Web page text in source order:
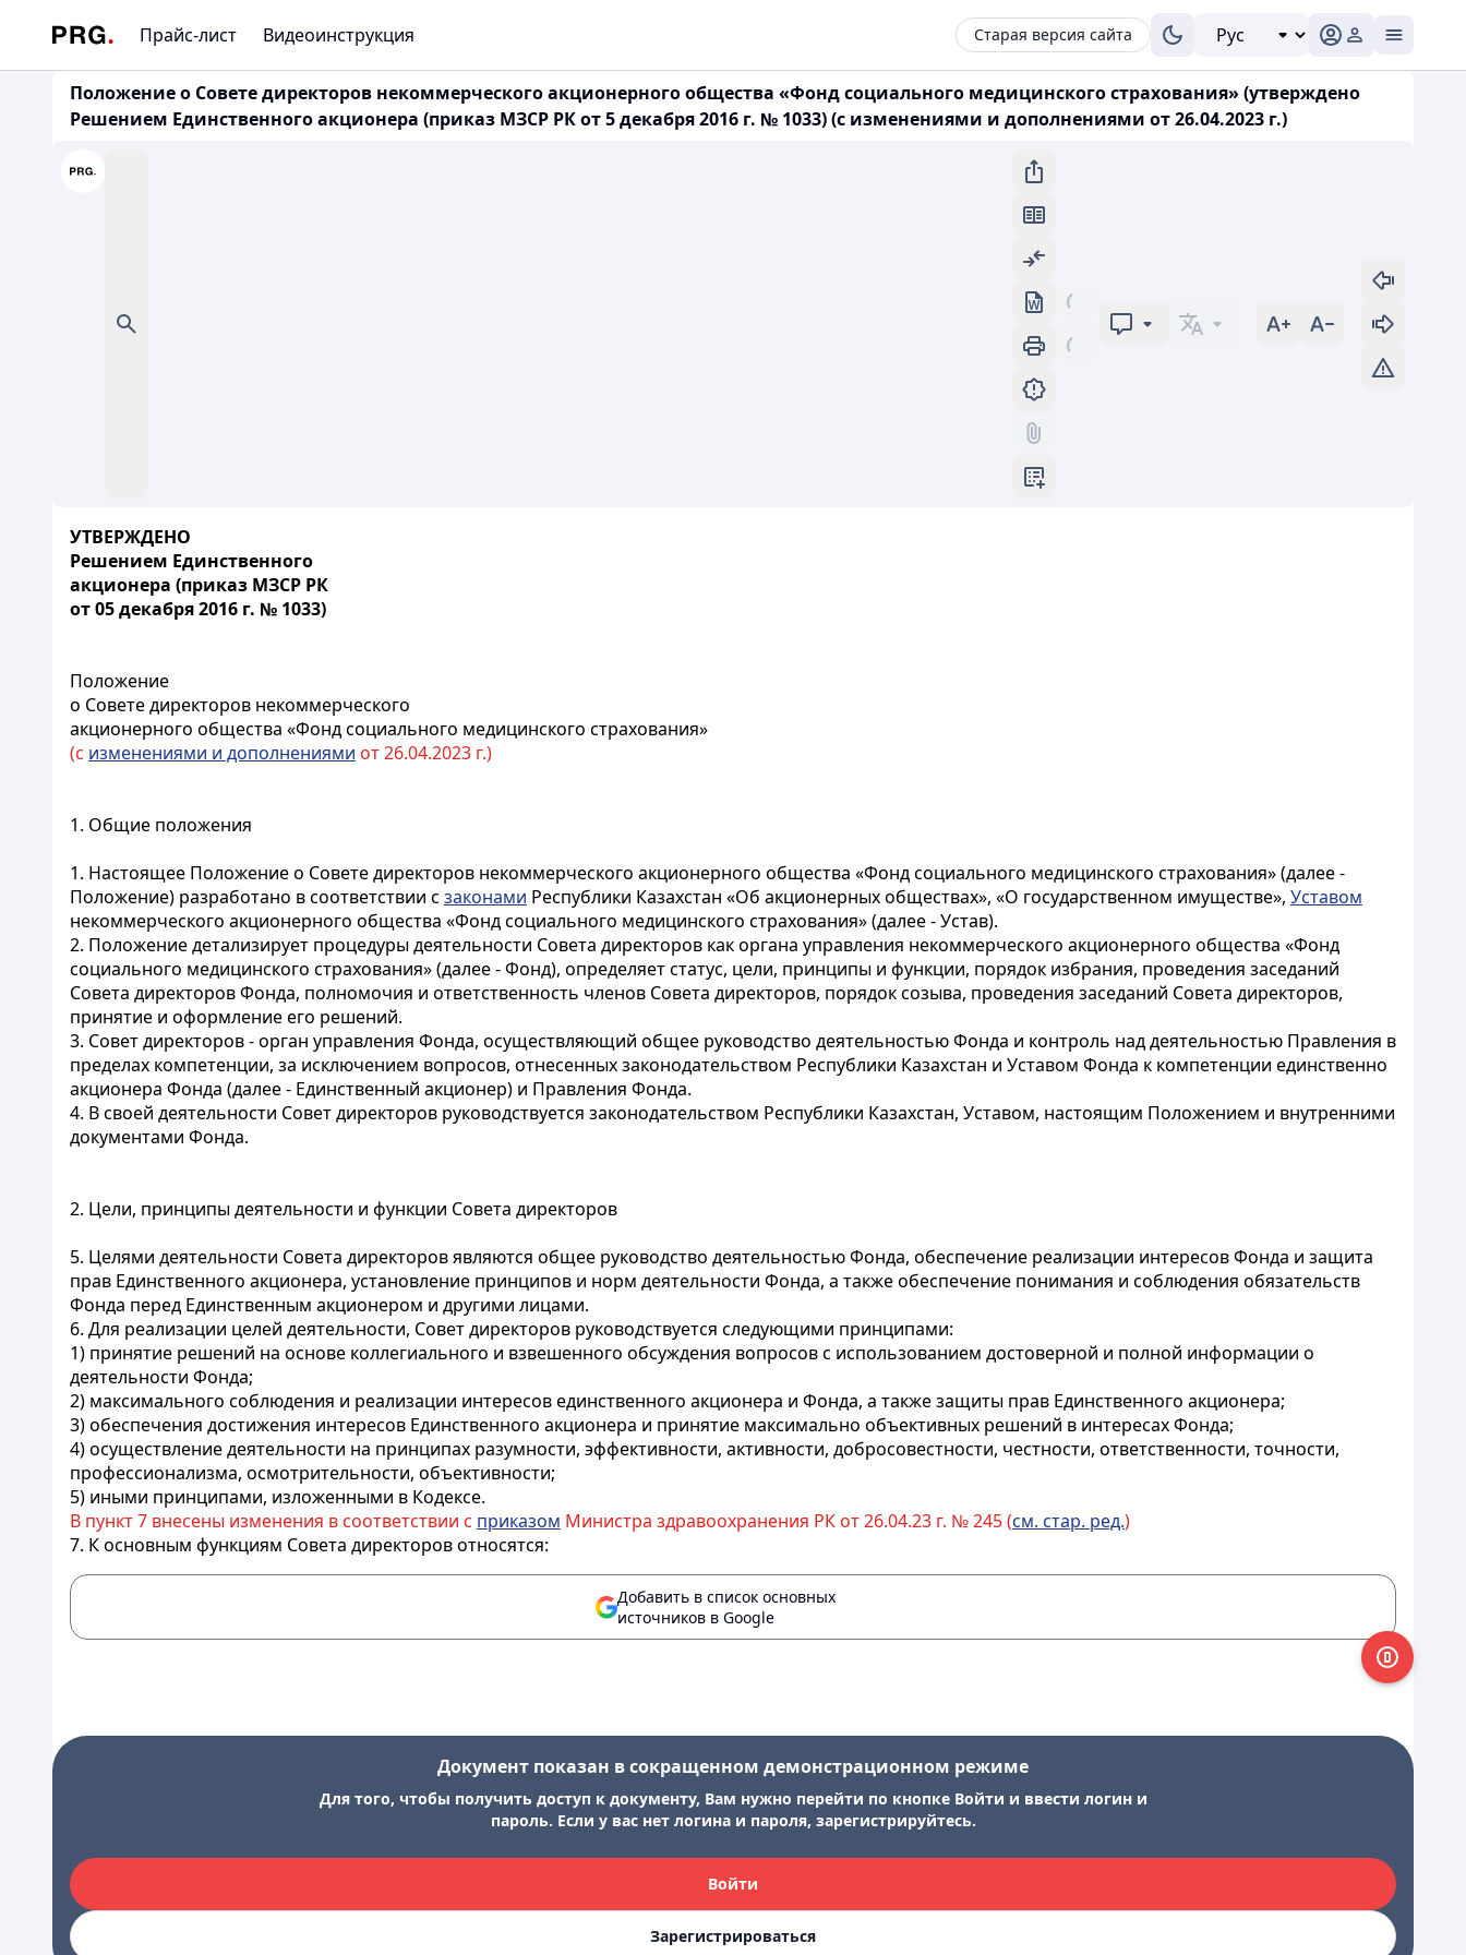
Прайс-лист Видеоинструкция Старая версия сайта
Положение о Совете директоров некоммерческого акционерного общества «Фонд социального медицинского страхования» (утверждено
Решением Единственного акционера (приказ МЗСР РК от 5 декабря 2016 г. № 1033) (с изменениями и дополнениями от 26.04.2023 г.)
УТВЕРЖДЕНО
Решением Единственного
акционера (приказ МЗСР РК
от 05 декабря 2016 г. № 1033)
Положение
о Совете директоров некоммерческого
акционерного общества «Фонд социального медицинского страхования»
(с изменениями и дополнениями от 26.04.2023 г.)
1. Общие положения
1. Настоящее Положение о Совете директоров некоммерческого акционерного общества «Фонд социального медицинского страхования» (далее -
Положение) разработано в соответствии с законами Республики Казахстан «Об акционерных обществах», «О государственном имуществе», Уставом
некоммерческого акционерного общества «Фонд социального медицинского страхования» (далее - Устав).
2. Положение детализирует процедуры деятельности Совета директоров как органа управления некоммерческого акционерного общества «Фонд
социального медицинского страхования» (далее - Фонд), определяет статус, цели, принципы и функции, порядок избрания, проведения заседаний
Совета директоров Фонда, полномочия и ответственность членов Совета директоров, порядок созыва, проведения заседаний Совета директоров,
принятие и оформление его решений.
3. Совет директоров - орган управления Фонда, осуществляющий общее руководство деятельностью Фонда и контроль над деятельностью Правления в
пределах компетенции, за исключением вопросов, отнесенных законодательством Республики Казахстан и Уставом Фонда к компетенции единственно
акционера Фонда (далее - Единственный акционер) и Правления Фонда.
4. В своей деятельности Совет директоров руководствуется законодательством Республики Казахстан, Уставом, настоящим Положением и внутренними
документами Фонда.
2. Цели, принципы деятельности и функции Совета директоров
5. Целями деятельности Совета директоров являются общее руководство деятельностью Фонда, обеспечение реализации интересов Фонда и защита
прав Единственного акционера, установление принципов и норм деятельности Фонда, а также обеспечение понимания и соблюдения обязательств
Фонда перед Единственным акционером и другими лицами.
6. Для реализации целей деятельности, Совет директоров руководствуется следующими принципами:
1) принятие решений на основе коллегиального и взвешенного обсуждения вопросов с использованием достоверной и полной информации о
деятельности Фонда;
2) максимального соблюдения и реализации интересов единственного акционера и Фонда, а также защиты прав Единственного акционера;
3) обеспечения достижения интересов Единственного акционера и принятие максимально объективных решений в интересах Фонда;
4) осуществление деятельности на принципах разумности, эффективности, активности, добросовестности, честности, ответственности, точности,
профессионализма, осмотрительности, объективности;
5) иными принципами, изложенными в Кодексе.
В пункт 7 внесены изменения в соответствии с приказом Министра здравоохранения РК от 26.04.23 г. № 245 (см. стар. ред.)
7. К основным функциям Совета директоров относятся:
Добавить в список основных
источников в Google
Документ показан в сокращенном демонстрационном режиме
Для того, чтобы получить доступ к документу, Вам нужно перейти по кнопке Войти и ввести логин и
пароль. Если у вас нет логина и пароля, зарегистрируйтесь.
Войти
Зарегистрироваться